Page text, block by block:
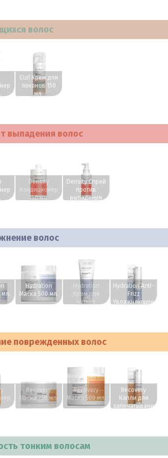
волос
www.profhairs.ru
Curl Крем для
локонов 150
мл.
выпадения волос
Density
Кондиционер
750 мл.
www.profhairs.ru
Density Спрей
против
выпадения
волос
мл.
www.profhairs.ru
Hydration
Маска 500 мл.
www.profhairs.ru
Hydration
Крем для
четких
www.profhairs.ru
Hydration Anti-
Frizz
Увлажняющие
поврежденных волос
Recovery
Маска 250 мл.
www.profhairs.ru
Recovery
Маска 500 мл.
www.profhairs.ru
Recovery
Капли для
запечатывания
тонким волосам